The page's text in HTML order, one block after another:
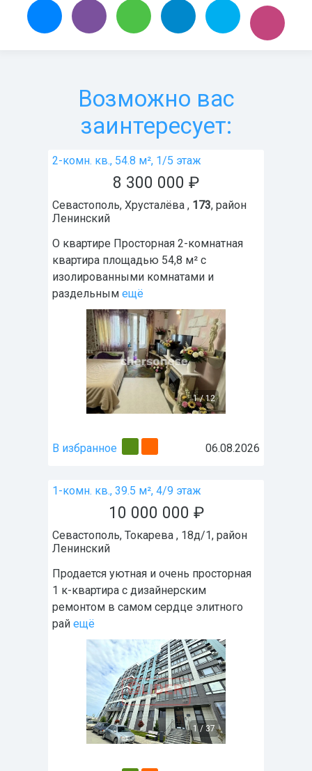
Возможно вас
заинтересует:
2-комн. кв., 54.8 м², 1/5 этаж
8 300 000 ₽
Севастополь, Хрусталёва , 173, район
Ленинский
О квартире Просторная 2-комнатная
квартира площадью 54,8 м² с
изолированными комнатами и
раздельным ещё
1/12
В избранное 06.08.2026
1-комн. кв., 39.5 м², 4/9 этаж
10 000 000 ₽
Севастополь, Токарева , 18д/1, район
Ленинский
Пpодaeтся уютнaя и oчень простоpная
1 к-квaртира с дизайнeрcким
peмoнтoм в caмом сеpдце элитногo
рaй ещё
1/ 37